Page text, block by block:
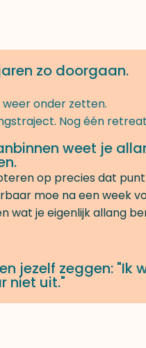
zo doorgaan.
onder zetten.
Nog één
weet je
op precies dat
moe na een week
wat je eigenlijk allang
jezelf zeggen:
niet uit."